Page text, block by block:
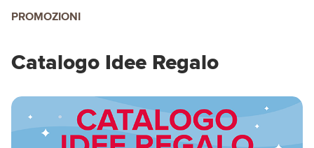
PROMOZIONI
Catalogo Idee Regalo